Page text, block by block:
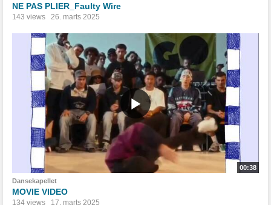
NE PAS PLIER_Faulty Wire
143 views 26. marts 2025
00:38
Dansekapellet
MOVIE VIDEO
134 views 17. marts 2025